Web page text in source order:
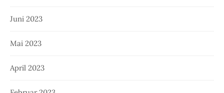
Juni 2023
Mai 2023
April 2023